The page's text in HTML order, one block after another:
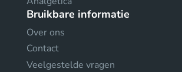
Bruikbare informatie
Over ons
Contact
Veelgestelde vragen